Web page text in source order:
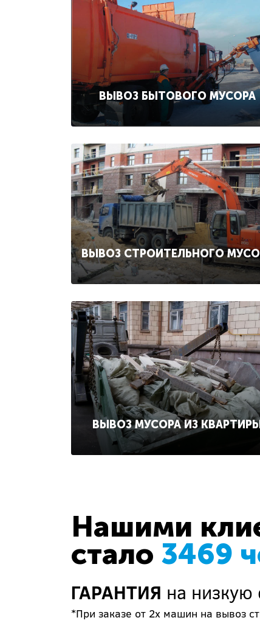
ВЫВОЗ БЫТОВОГО МУСОРА
ВЫВОЗ СТРОИТЕЛЬНОГО
ВЫВОЗ МУСОРА ИЗ
Нашими
стало 3469
ГАРАНТИЯ на низкую
*При заказе от 2х машин на вывоз